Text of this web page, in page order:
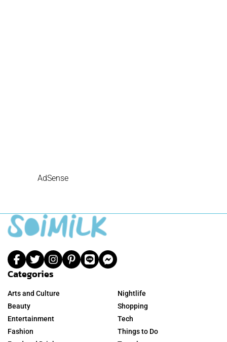
AdSense
Categories
Arts and Culture
Beauty
Entertainment
Fashion
Nightlife
Shopping
Tech
Things to Do